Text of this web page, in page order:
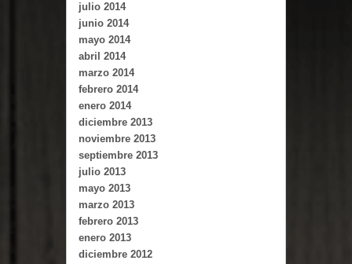
julio 2014
junio 2014
mayo 2014
abril 2014
marzo 2014
febrero 2014
enero 2014
diciembre 2013
noviembre 2013
septiembre 2013
julio 2013
mayo 2013
marzo 2013
febrero 2013
enero 2013
diciembre 2012